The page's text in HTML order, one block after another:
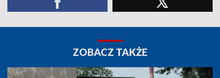
ZOBACZ TAKŻE